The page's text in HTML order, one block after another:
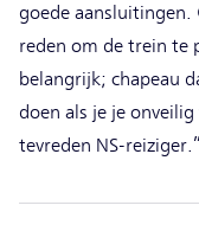
goede
reden om de trein te
belangrijk; chapeau
doen als je je
tevreden NS-reiziger.”